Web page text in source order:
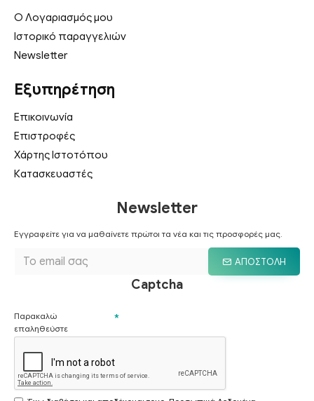
Ο Λογαριασμός μου
Ιστορικό παραγγελιών
Newsletter
Εξυπηρέτηση
Επικοινωνία
Επιστροφές
Χάρτης Ιστοτόπου
Κατασκευαστές
Newsletter
Εγγραφείτε για να μαθαίνετε πρώτοι τα νέα και τις προσφορές μας.
ΑΠΟΣΤΟΛΉ
Captcha
Παρακαλώ
επαληθεύστε